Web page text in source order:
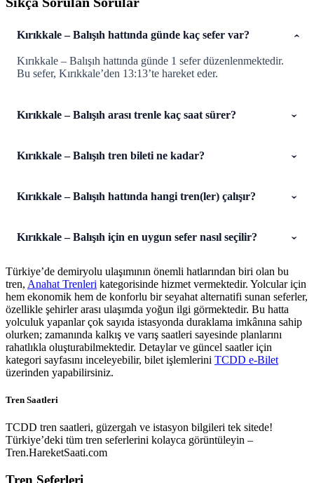
Kırıkkale – Balışıh hattında günde kaç sefer var?
Kırıkkale – Balışıh hattında günde 1 sefer düzenlenmektedir.
Bu sefer, Kırıkkale’den 13:13’te hareket eder.
Kırıkkale – Balışıh arası trenle kaç saat sürer?
Kırıkkale – Balışıh tren bileti ne kadar?
Kırıkkale – Balışıh hattında hangi tren(ler) çalışır?
Kırıkkale – Balışıh için en uygun sefer nasıl seçilir?
Türkiye’de demiryolu ulaşımının önemli hatlarından biri olan bu
tren, Anahat Trenleri kategorisinde hizmet vermektedir. Yolcular için
hem ekonomik hem de konforlu bir seyahat alternatifi sunan seferler,
özellikle şehirler arası ulaşımda yoğun ilgi görmektedir. Bu hatta
yolculuk yapanlar çok sayıda istasyonda duraklama imkânına sahip
olurken; zamanında kalkış ve varış saatleri sayesinde planlarını
rahatlıkla oluşturabilmektedir. Detaylar ve güncel saatler için
kategori sayfasını inceleyebilir, bilet işlemlerini TCDD e-Bilet
üzerinden yapabilirsiniz.
Tren Saatleri
TCDD tren saatleri, güzergah ve istasyon bilgileri tek sitede!
Türkiye’deki tüm tren seferlerini kolayca görüntüleyin –
Tren.HareketSaati.com
Tren Seferleri